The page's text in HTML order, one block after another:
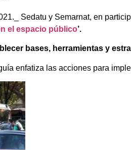
Sedatu y Semarnat, en
el espacio público’.
bases, herramientas y
enfatiza las acciones para